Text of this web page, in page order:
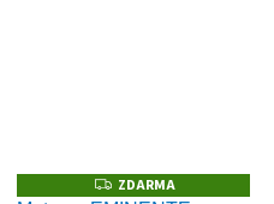
ZZDARMA